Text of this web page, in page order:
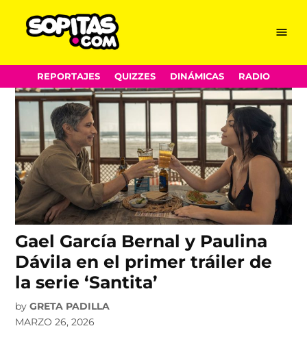
content
Menu
REPORTAJES QUIZZES DINÁMICAS RADIO
Gael García Bernal
Gael García Bernal y Paulina
Dávila en el primer tráiler de
la serie ‘Santita’
by GRETA PADILLA
MARZO 26, 2026